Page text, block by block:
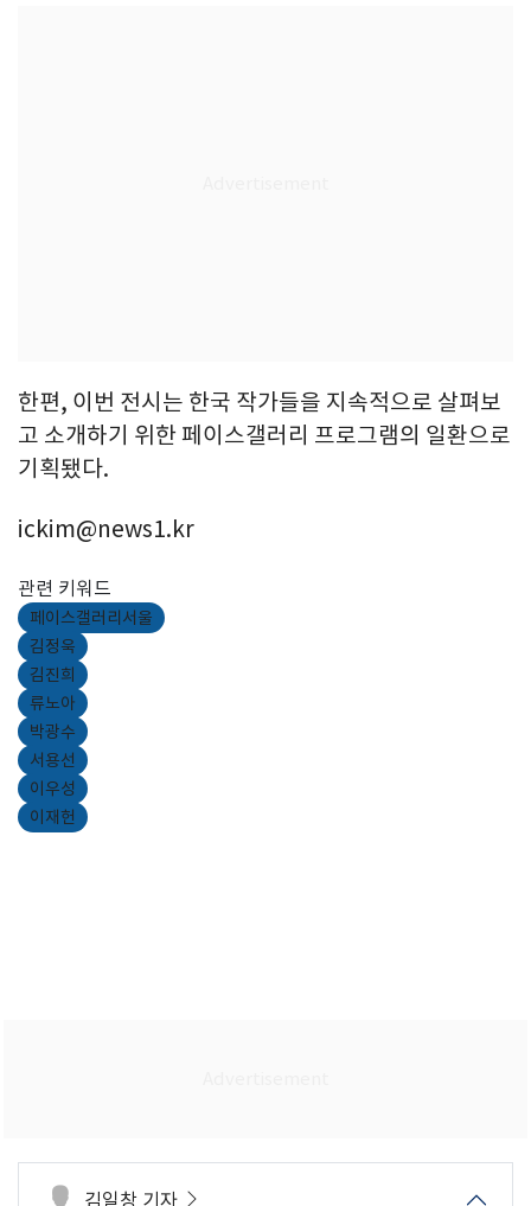
한편, 이번 전시는 한국 작가들을 지속적으로 살펴보
고 소개하기 위한 페이스갤러리 프로그램의 일환으로
기획됐다.
ickim@news1.kr
관련 키워드
페이스갤러리서울
김정욱
김진희
류노아
박광수
서용선
이우성
이재헌
김일창 기자